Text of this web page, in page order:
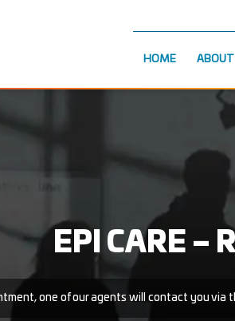
HOME ABOUT
EPI CARE –
one of our agents will contact you